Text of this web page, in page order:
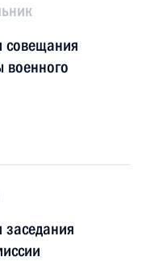
совещания
военного
заседания